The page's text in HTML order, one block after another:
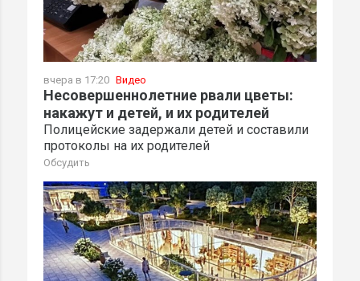
вчера в 17:20 Видео
Несовершеннолетние рвали цветы:
накажут и детей, и их родителей
Полицейские задержали детей и составили
протоколы на их родителей
Обсудить